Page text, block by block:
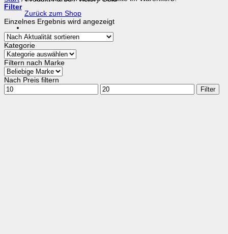
Zurück zum Shop
Filter
Einzelnes Ergebnis wird angezeigt
Kategorie
Filtern nach Marke
Nach Preis filtern
Min.
Preis
Max.
Preis
Filter